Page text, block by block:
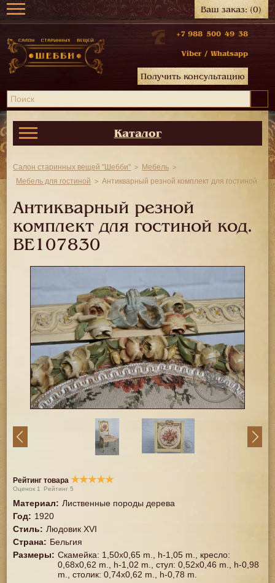
Ваш заказ:(0)
+7 988 500 49 38
Viber / Whatsapp
Получить консультацию
Каталог
Салон старинных вещей "Шебби"
Мебель
Мебель для гостиной
Антикварный резной комплект для гостиной
Антикварный резной
комплект для гостиной код.
BE107830
Рейтинг товара★★★★★
Оценок 1 Рейтинг5
Материал: Лиственные породы дерева
Год: 1920
Стиль: Людовик XVI
Страна: Бельгия
Размеры: Скамейка: 1,50x0,65 m., h-1,05 m., кресло:
0,68x0,62 m., h-1,02 m., стул: 0,52x0,46 m., h-0,98
m., столик: 0,74x0,62 m., h-0,78 m.